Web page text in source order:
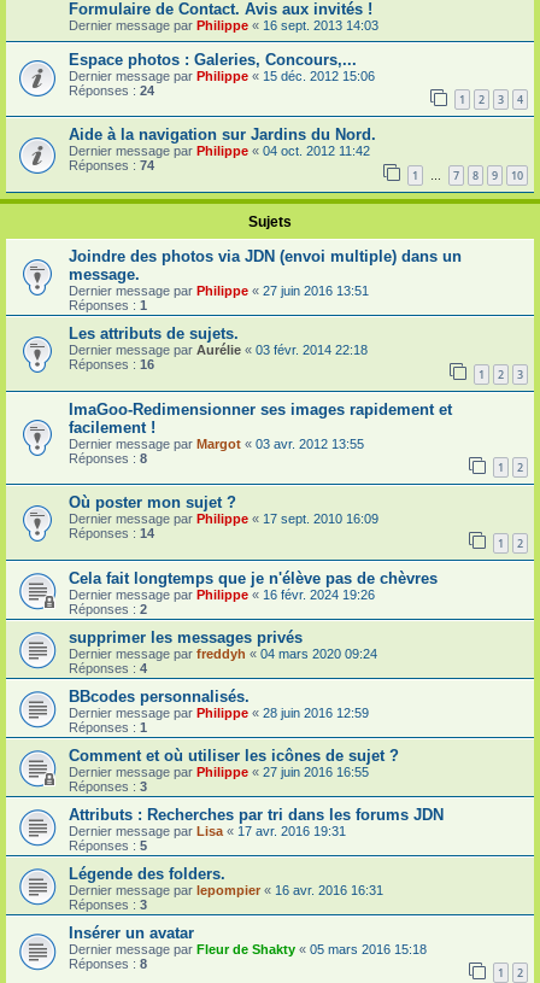
Formulaire de Contact. Avis aux invités !
Dernier message par Philippe « 16 sept. 2013 14:03
Espace photos : Galeries, Concours,...
Dernier message par Philippe « 15 déc. 2012 15:06
Réponses : 24
1 2 3 4
Aide à la navigation sur Jardins du Nord.
Dernier message par Philippe « 04 oct. 2012 11:42
Réponses : 74
1 … 7 8 9 10
Sujets
Joindre des photos via JDN (envoi multiple) dans un
message.
Dernier message par Philippe « 27 juin 2016 13:51
Réponses : 1
Les attributs de sujets.
Dernier message par Aurélie « 03 févr. 2014 22:18
Réponses : 16
1 2 3
ImaGoo-Redimensionner ses images rapidement et
facilement !
Dernier message par Margot « 03 avr. 2012 13:55
Réponses : 8
1 2
Où poster mon sujet ?
Dernier message par Philippe « 17 sept. 2010 16:09
Réponses : 14
1 2
Cela fait longtemps que je n'élève pas de chèvres
Dernier message par Philippe « 16 févr. 2024 19:26
Réponses : 2
supprimer les messages privés
Dernier message par freddyh « 04 mars 2020 09:24
Réponses : 4
BBcodes personnalisés.
Dernier message par Philippe « 28 juin 2016 12:59
Réponses : 1
Comment et où utiliser les icônes de sujet ?
Dernier message par Philippe « 27 juin 2016 16:55
Réponses : 3
Attributs : Recherches par tri dans les forums JDN
Dernier message par Lisa « 17 avr. 2016 19:31
Réponses : 5
Légende des folders.
Dernier message par lepompier « 16 avr. 2016 16:31
Réponses : 3
Insérer un avatar
Dernier message par Fleur de Shakty « 05 mars 2016 15:18
Réponses : 8
1 2